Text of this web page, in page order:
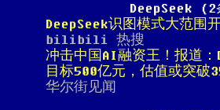
DeepSeek (2
DeepSeek识图模式大范围
bilibili 热搜
冲击中国AI融资王！报道：
目标500亿元，估值或突破
华尔街见闻